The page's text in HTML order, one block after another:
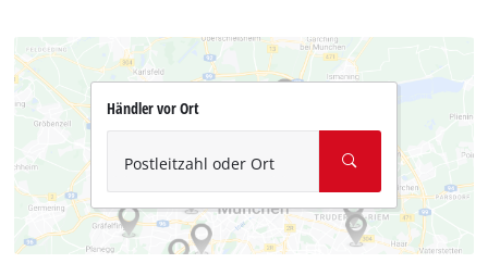
Händler vor Ort
Postleitzahl oder Ort